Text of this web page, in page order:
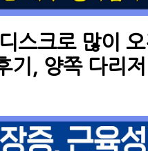
스크로 많이
기, 양쪽 다리